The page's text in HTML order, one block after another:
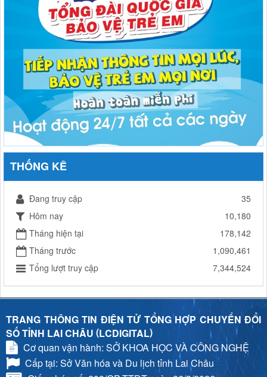
THỐNG KÊ
Đang truy cập
35
Hôm nay
10,180
Tháng hiện tại
178,142
Tháng trước
1,090,461
Tổng lượt truy cập
7,344,524
TRANG THÔNG TIN ĐIỆN TỬ TỔNG HỢP CHUYỂN ĐỔI
SỐ TỈNH LAI CHÂU (LCDIGITAL)
Cơ quan vận hành: SỞ KHOA HỌC VÀ CÔNG NGHỆ
Cấp tại: Sở Văn hóa và Du lịch tỉnh Lai Châu